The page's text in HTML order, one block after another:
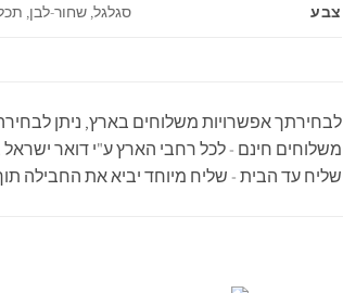
צבע סגלגל, שחור-לבן,
לבחירתך אפשרויות משלוחים בארץ, ניתן
משלוחים חינם - לכל רחבי הארץ ע"י דואר ישראל בדואר רשום.
שליח עד הבית - שליח מיוחד יביא את החבילה תוך 1-3 ימי עסקים עד לפתח ביתך בעלות של